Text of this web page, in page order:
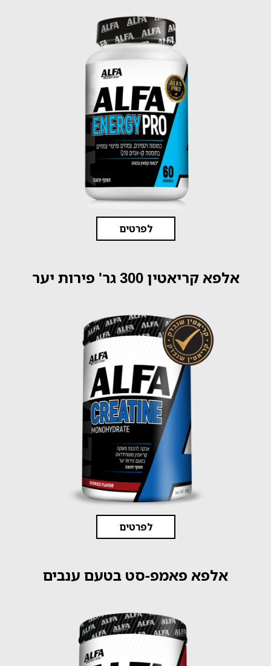
לפרטים
אלפא קריאטין 300 גר' פירות יער
לפרטים
אלפא פאמפ-סט בטעם ענבים